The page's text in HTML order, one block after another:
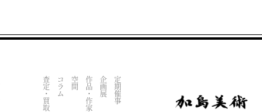
定期催事
企画展
作品・作家
空間
コラム
査定・買取